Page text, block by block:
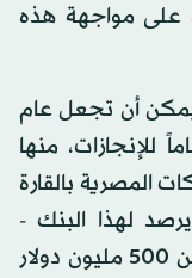
على مواجهة هذه
أن تجعل عام
للإنجازات، منها
المصرية بالقارة
لهذا البنك -
الصندوق ميزانية استثمارية لا تقل عن 500 مليون دولار